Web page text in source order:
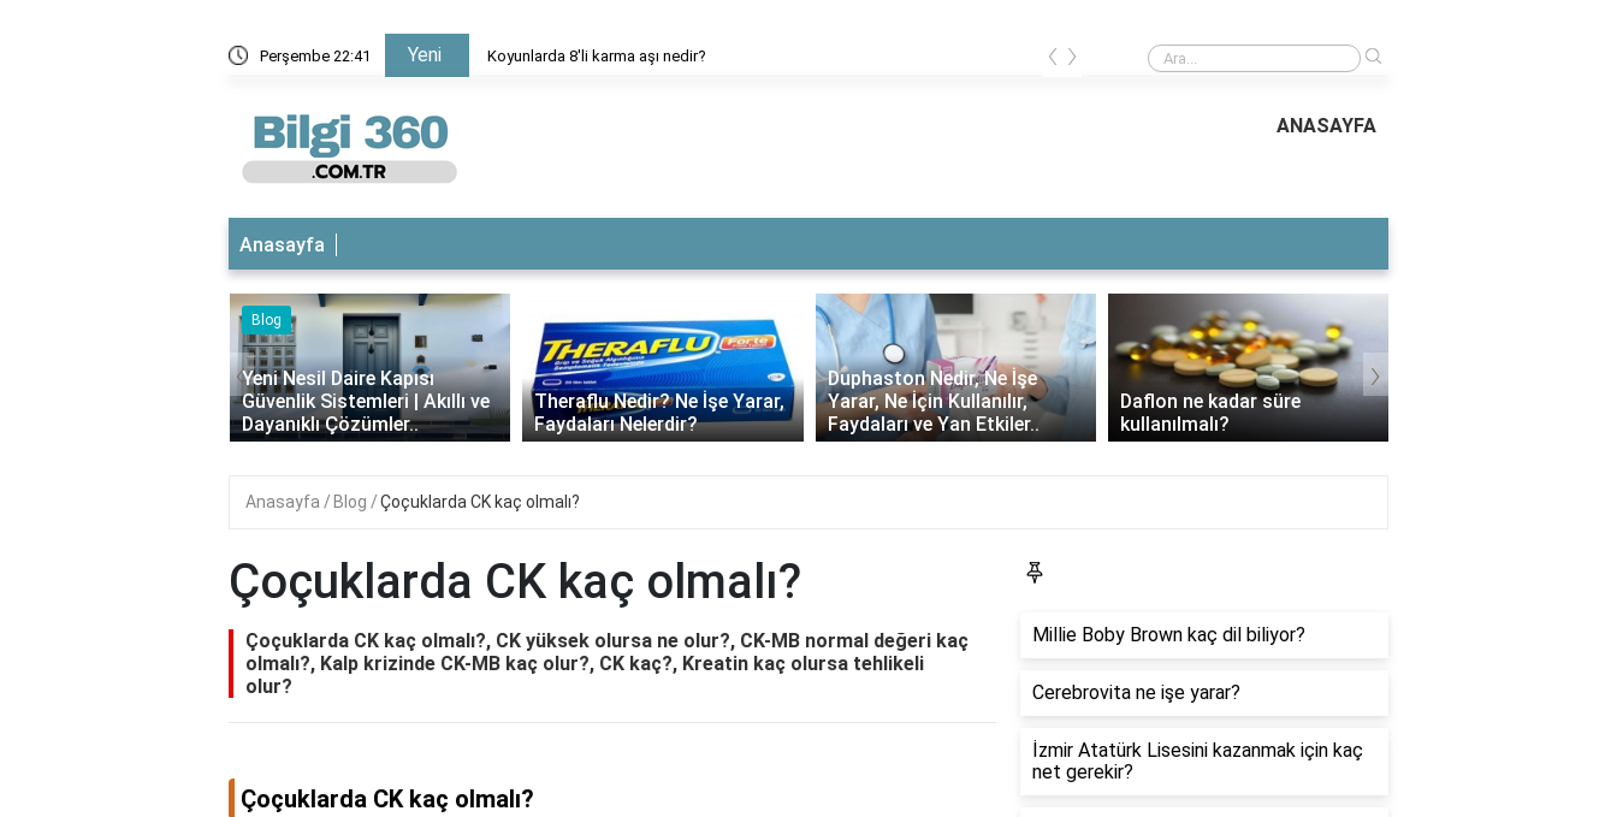
Perşembe 22:41 Yeni
Koyunlarda 8'li karma aşı nedir? Çillerin en büyüğü
‹ ›
ANASAYFA
Anasayfa
Blog
Yeni Nesil Daire Kapısı
Güvenlik Sistemleri | Akıllı ve
Dayanıklı Çözümler..
Theraflu Nedir? Ne İşe Yarar,
Faydaları Nelerdir?
Duphaston Nedir, Ne İşe
Yarar, Ne İçin Kullanılır,
Faydaları ve Yan Etkiler..
Daflon ne kadar süre
kullanılmalı?
‹ ›
Anasayfa Blog Çoçuklarda CK kaç olmalı?
Çoçuklarda CK kaç olmalı?
Çoçuklarda CK kaç olmalı?, CK yüksek olursa ne olur?, CK-MB normal değeri kaç
olmalı?, Kalp krizinde CK-MB kaç olur?, CK kaç?, Kreatin kaç olursa tehlikeli
olur?
Çoçuklarda CK kaç olmalı?
Millie Boby Brown kaç dil biliyor?
Cerebrovita ne işe yarar?
İzmir Atatürk Lisesini kazanmak için kaç
net gerekir?